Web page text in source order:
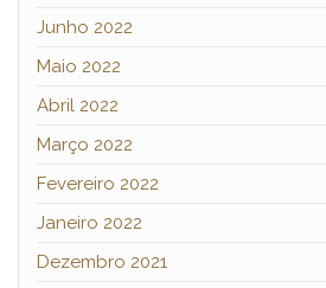
Junho 2022
Maio 2022
Abril 2022
Março 2022
Fevereiro 2022
Janeiro 2022
Dezembro 2021